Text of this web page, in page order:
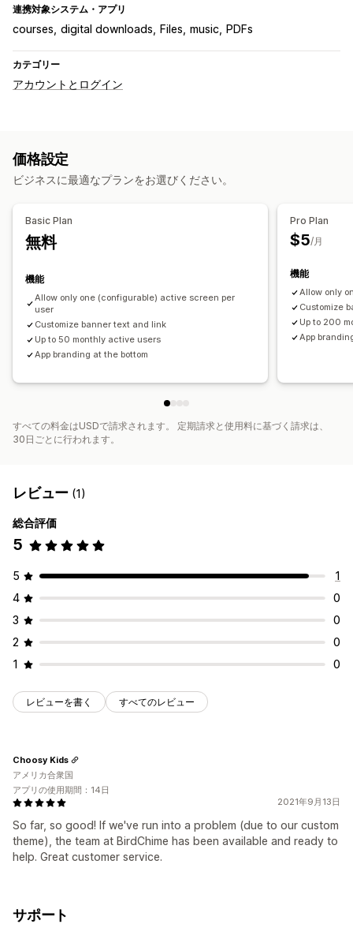
連携対象システム・アプリ
courses digital downloads Files music PDFs
カテゴリー
アカウントとログイン
価格設定
ビジネスに最適なプランをお選びください。
Basic Plan
無料
機能
Allow only one (configurable) active screen per
user
Customize banner text and link
Up to 50 monthly active users
App branding at the bottom
Pro Plan
$5/月
機能
Allow only
Customize
Up to 200
App
すべての料金はUSDで請求されます。 定期請求と使用料に基づく請求は、
30日ごとに行われます。
レビュー (1)
総合評価
5
5
1
4
0
3
0
2
0
1
0
レビューを書く すべてのレビュー
2021年9月13日
So far, so good! If we've run into a problem (due to our custom
theme), the team at BirdChime has been available and ready to
help. Great customer service.
Choosy Kids
アメリカ合衆国
アプリの使用期間：14日
サポート